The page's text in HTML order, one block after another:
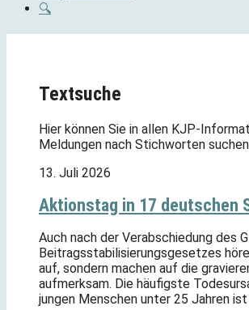
🔍
Textsuche
Hier können Sie in allen KJP-
Meldungen nach Stichworten
13. Juli 2026
Aktionstag in 17 deutschen
Auch nach der Verabschiedung des
Beitragsstabilisierungsgesetzes
auf, sondern machen auf die
aufmerksam. Die häufigste
jungen Menschen unter 25 Jahren ist